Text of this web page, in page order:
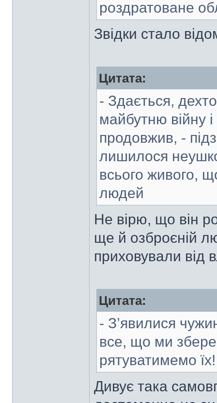
роздратоване
Звідки стало
Цитата:
- Здається,
майбутню війну і
продовжив, -
лишилося
всього живого,
людей
Не вірю, що він
ще й озброєній
приховували від
Цитата:
- З’явилися
все, що ми
рятуватимемо їх!
Дивує така